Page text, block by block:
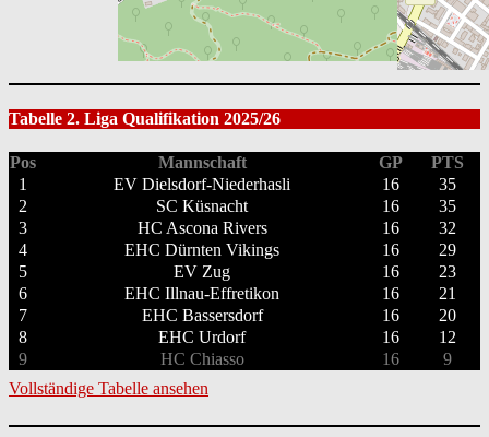
Playoff 2025/26: 1/4 Final
Tabelle 2. Liga Qualifikation 2025/26
Pos Mannschaft GP
PTS
1
EV Dielsdorf-Niederhasli 16
35
2
SC Küsnacht 16
35
3
HC Ascona Rivers 16
32
4
EHC Dürnten Vikings 16
29
5
EV Zug 16
23
6
EHC Illnau-Effretikon 16
21
7
EHC Bassersdorf 16
20
8
EHC Urdorf 16
12
9
HC Chiasso 16
9
Vollständige Tabelle ansehen